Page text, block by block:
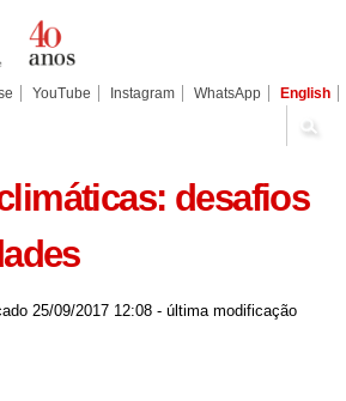
YouTube Instagram WhatsApp English
desafios
25/09/2017 12:08 - última modificação